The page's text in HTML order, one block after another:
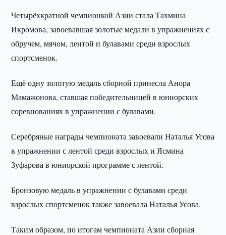
Четырёхкратной чемпионкой Азии стала Тахмина
Икромова, завоевавшая золотые медали в упражнениях с
обручем, мячом, лентой и булавами среди взрослых
спортсменок.
Ещё одну золотую медаль сборной принесла Анора
Мамажонова, ставшая победительницей в юниорских
соревнованиях в упражнении с булавами.
Серебряные награды чемпионата завоевали Наталья Усова
в упражнении с лентой среди взрослых и Ясмина
Зуфарова в юниорской программе с лентой.
Бронзовую медаль в упражнении с булавами среди
взрослых спортсменок также завоевала Наталья Усова.
Таким образом, по итогам чемпионата Азии сборная